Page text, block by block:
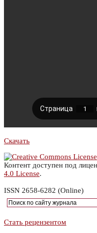
Скачать
Контент доступен под
4.0 License.
ISSN 2658-6282 (Online)
Стать рецензентом